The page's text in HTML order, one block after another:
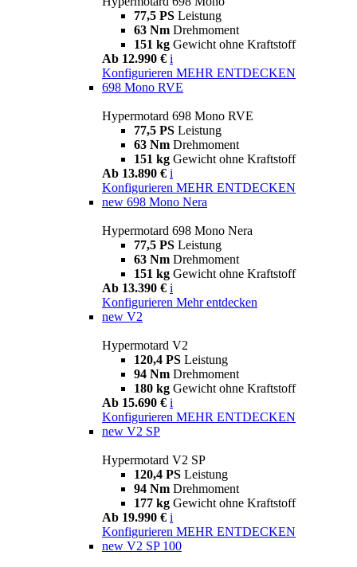
77,5 PS Leistung
63 Nm Drehmoment
151 kg Gewicht ohne Kraftstoff
Ab 12.990 € i
Konfigurieren MEHR ENTDECKEN
698 Mono RVE
Hypermotard 698 Mono RVE
77,5 PS Leistung
63 Nm Drehmoment
151 kg Gewicht ohne Kraftstoff
Ab 13.890 € i
Konfigurieren MEHR ENTDECKEN
new 698 Mono Nera
Hypermotard 698 Mono Nera
77,5 PS Leistung
63 Nm Drehmoment
151 kg Gewicht ohne Kraftstoff
Ab 13.390 € i
Konfigurieren Mehr entdecken
new V2
Hypermotard V2
120,4 PS Leistung
94 Nm Drehmoment
180 kg Gewicht ohne Kraftstoff
Ab 15.690 € i
Konfigurieren MEHR ENTDECKEN
new V2 SP
Hypermotard V2 SP
120,4 PS Leistung
94 Nm Drehmoment
177 kg Gewicht ohne Kraftstoff
Ab 19.990 € i
Konfigurieren MEHR ENTDECKEN
new V2 SP 100